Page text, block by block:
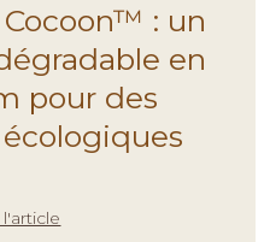
: un
en
pour des
l'article